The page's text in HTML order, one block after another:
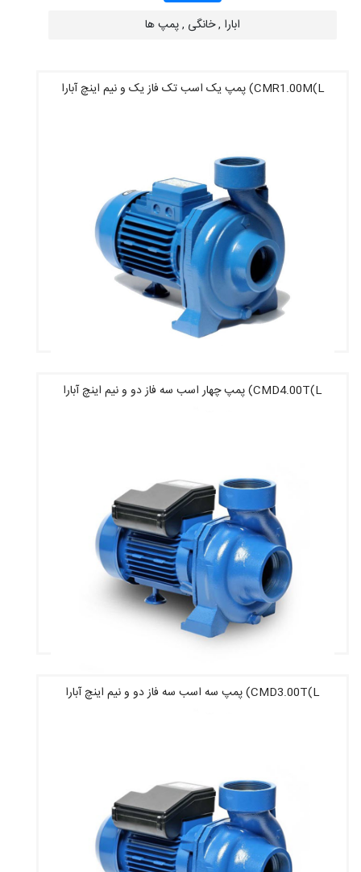
ابارا , خانگی , پمپ ها
CMR1.00M(L) پمپ یک اسب تک فاز یک و نیم اینچ آبارا
CMD4.00T(L) پمپ چهار اسب سه فاز دو و نیم اینچ آبارا
CMD3.00T(L) پمپ سه اسب سه فاز دو و نیم اینچ آبارا